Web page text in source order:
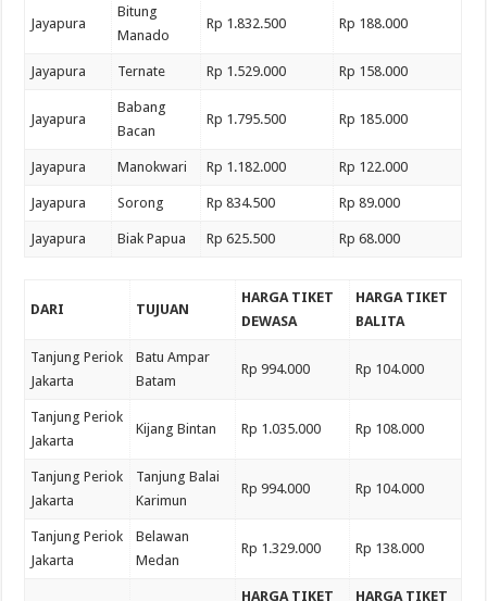
Jayapura
Bitung
Manado
Rp 1.832.500 Rp 188.000
Jayapura Ternate Rp 1.529.000 Rp 158.000
Jayapura
Babang
Bacan
Rp 1.795.500 Rp 185.000
Jayapura Manokwari Rp 1.182.000 Rp 122.000
Jayapura Sorong Rp 834.500 Rp 89.000
Jayapura Biak Papua Rp 625.500 Rp 68.000
DARI TUJUAN
HARGA TIKET
DEWASA
HARGA TIKET
BALITA
Tanjung Periok
Jakarta
Batu Ampar
Batam
Rp 994.000 Rp 104.000
Tanjung Periok
Jakarta
Kijang Bintan Rp 1.035.000 Rp 108.000
Tanjung Periok
Jakarta
Tanjung Balai
Karimun
Rp 994.000 Rp 104.000
Tanjung Periok
Jakarta
Belawan
Medan
Rp 1.329.000 Rp 138.000
HARGA TIKET
HARGA TIKET